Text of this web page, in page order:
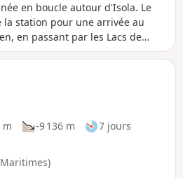
en boucle autour d'Isola. Le
station pour une arrivée au
en passant par les Lacs de
m -9 136 m
7 jours